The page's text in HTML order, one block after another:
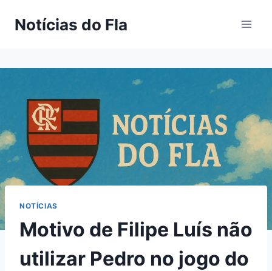
paraNotícias do Fla
NOTÍCIAS
Motivo de Filipe Luís não
utilizar Pedro no jogo do